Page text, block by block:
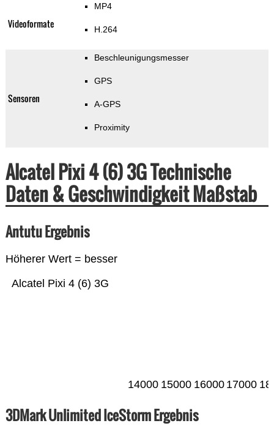
Videoformate
MP4
H.264
Sensoren
Beschleunigungsmesser
GPS
A-GPS
Proximity
Alcatel Pixi 4 (6) 3G Technische
Daten & Geschwindigkeit Maßstab
Antutu Ergebnis
Höherer Wert = besser
Alcatel Pixi 4 (6) 3G
14000 15000 16000 17000
3DMark Unlimited IceStorm Ergebnis